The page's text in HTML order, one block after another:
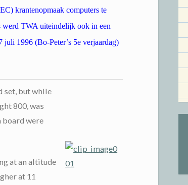
krantenopmaak computers te
werd TWA uiteindelijk ook in een
juli 1996 (Bo-Peter’s 5e verjaardag)
set, but while
800, was
board were
at an altitude
at 11